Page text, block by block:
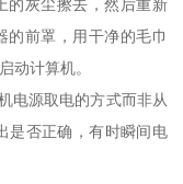
的灰尘擦去，然后重新
的前罩，用干净的毛巾
动计算机。
电源取电的方式而非从
是否正确，有时瞬间电